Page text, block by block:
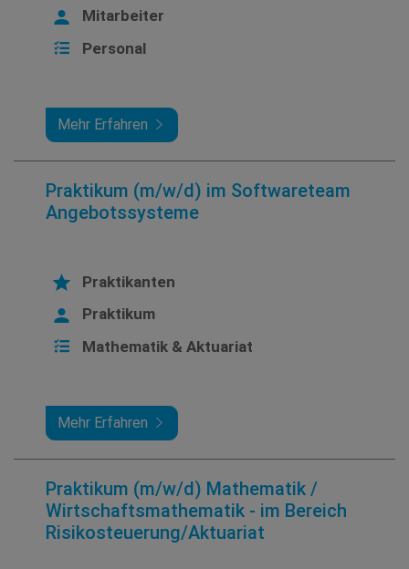
Mitarbeiter
Personal
Mehr Erfahren
Praktikum (m/w/d) im Softwareteam
Angebotssysteme
Praktikanten
Praktikum
Mathematik & Aktuariat
Mehr Erfahren
Praktikum (m/w/d) Mathematik /
Wirtschaftsmathematik - im Bereich
Risikosteuerung/Aktuariat